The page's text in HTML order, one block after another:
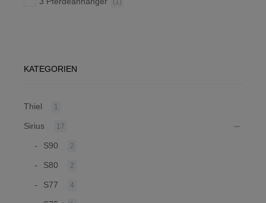
KATEGORIEN
Thiel 1
Sirius 17
S90 2
S80 2
S77 4